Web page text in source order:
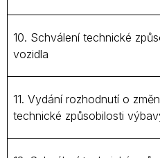
10. Schválení technické
vozidla
11. Vydání rozhodnutí o
technické způsobilosti